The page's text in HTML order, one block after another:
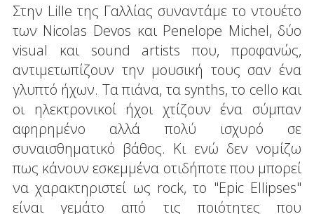
Στην Lille της Γαλλίας συναντάμε το ντουέτο
των Nicolas Devos και Penelope Michel, δύο
visual και sound artists που, προφανώς,
αντιμετωπίζουν την μουσική τους σαν ένα
γλυπτό ήχων. Τα πιάνα, τα synths, το cello και
οι ηλεκτρονικοί ήχοι χτίζουν ένα σύμπαν
αφηρημένο αλλά πολύ ισχυρό σε
συναισθηματικό βάθος. Κι ενώ δεν νομίζω
πως κάνουν εσκεμμένα οτιδήποτε που μπορεί
να χαρακτηριστεί ως rock, το "Epic Ellipses"
είναι γεμάτο από τις ποιότητες που